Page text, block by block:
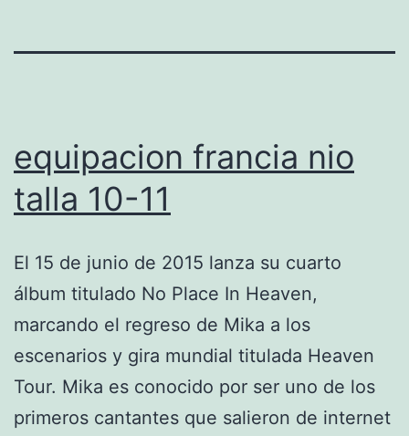
equipacion francia nio
talla 10-11
El 15 de junio de 2015 lanza su cuarto
álbum titulado No Place In Heaven,
marcando el regreso de Mika a los
escenarios y gira mundial titulada Heaven
Tour. Mika es conocido por ser uno de los
primeros cantantes que salieron de internet